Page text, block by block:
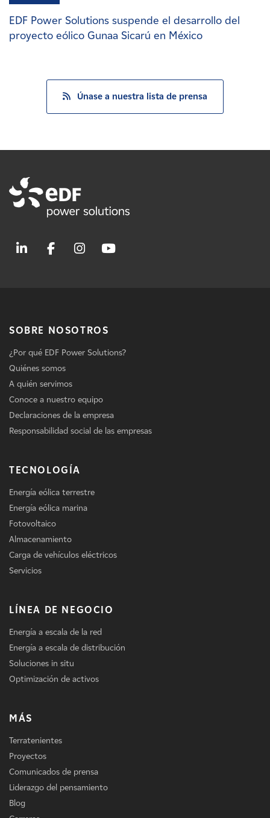
EDF Power Solutions suspende el desarrollo del
proyecto eólico Gunaa Sicarú en México
Únase a nuestra lista de prensa
SOBRE NOSOTROS
¿Por qué EDF Power Solutions?
Quiénes somos
A quién servimos
Conoce a nuestro equipo
Declaraciones de la empresa
Responsabilidad social de las empresas
TECNOLOGÍA
Energía eólica terrestre
Energía eólica marina
Fotovoltaico
Almacenamiento
Carga de vehículos eléctricos
Servicios
LÍNEA DE NEGOCIO
Energía a escala de la red
Energía a escala de distribución
Soluciones in situ
Optimización de activos
MÁS
Terratenientes
Proyectos
Comunicados de prensa
Liderazgo del pensamiento
Blog